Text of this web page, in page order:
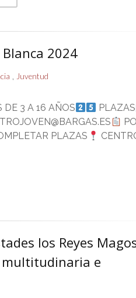
2024
,Juventud
DE 3 A 16 AÑOS
PLAZAS
PLAZAS
los Reyes
e